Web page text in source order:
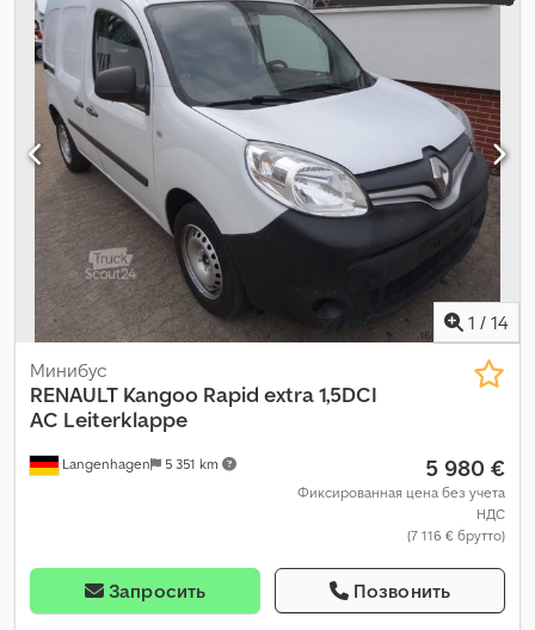
1 / 14
Langenhagen 5 351 km
Минибус
RENAULT Kangoo Rapid extra 1,5DCI
AC Leiterklappe
5 980 €
Фиксированная цена без учета
НДС
(7 116 € брутто)
Запросить Позвонить